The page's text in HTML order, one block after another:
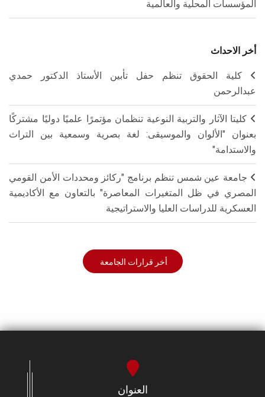
المؤسسات المحلية والعالمية
أخر الاحداث
كلية الحقوق تنظم حفل تأبين الأستاذ الدكتور حمدي
عبدالرحمن
كليتا الآثار والتربية النوعية تنظمان مؤتمرًا علميًا دوليًا مشتركًا
بعنوان "الألوان والموسيقى: لغة بصرية وسمعية بين التراث
والاستدامة"
جامعة عين شمس تنظم برنامج "ركائز ومحددات الأمن القومي
المصري في ظل المتغيرات المعاصرة" بالتعاون مع الأكاديمية
العسكرية للدراسات العليا والاستراتيجية
أخر قرارات الجامعة
العنوان